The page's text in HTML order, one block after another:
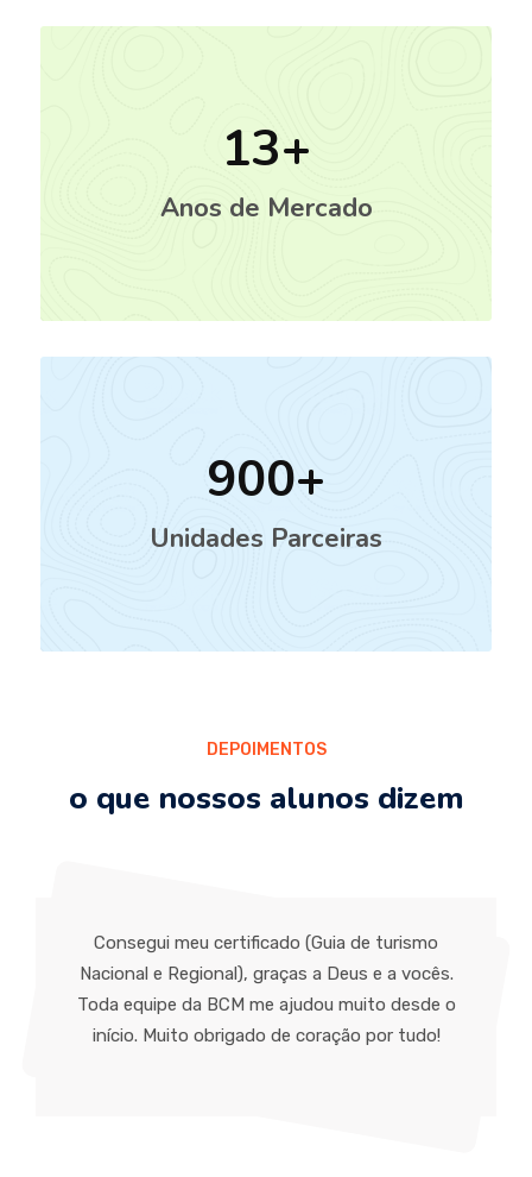
13
Anos de Mercado
900
Unidades Parceiras
DEPOIMENTOS
o que nossos alunos dizem
Consegui meu certificado (Guia de turismo
Nacional e Regional), graças a Deus e a vocês.
Toda equipe da BCM me ajudou muito desde o
início. Muito obrigado de coração por tudo!